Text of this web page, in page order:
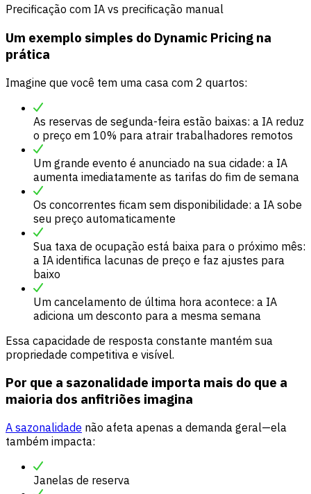
Precificação com IA vs precificação manual
Um exemplo simples do Dynamic Pricing na
prática
Imagine que você tem uma casa com 2 quartos:
As reservas de segunda-feira estão baixas: a IA reduz
o preço em 10% para atrair trabalhadores remotos
Um grande evento é anunciado na sua cidade: a IA
aumenta imediatamente as tarifas do fim de semana
Os concorrentes ficam sem disponibilidade: a IA sobe
seu preço automaticamente
Sua taxa de ocupação está baixa para o próximo mês:
a IA identifica lacunas de preço e faz ajustes para
baixo
Um cancelamento de última hora acontece: a IA
adiciona um desconto para a mesma semana
Essa capacidade de resposta constante mantém sua
propriedade competitiva e visível.
Por que a sazonalidade importa mais do que a
maioria dos anfitriões imagina
A sazonalidade não afeta apenas a demanda geral—ela
também impacta:
Janelas de reserva